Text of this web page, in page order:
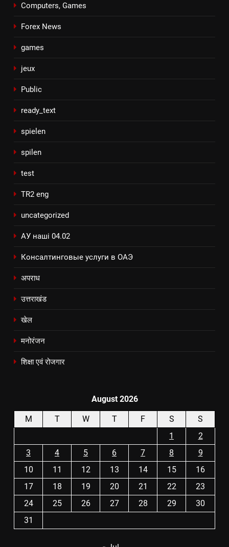
Computers, Games
Forex News
games
jeux
Public
ready_text
spielen
spilen
test
TR2 eng
uncategorized
АУ наші 04.02
Консалтинговые услуги в ОАЭ
अपराध
उत्तराखंड
खेल
मनोरंजन
शिक्षा एवं रोजगार
August 2026
M T W T F S
S
1
2
3
4 5 6 7 8
9
10
11 12 13 14 15
16
17
18 19 20 21 22
23
24
25 26 27 28 29
30
31